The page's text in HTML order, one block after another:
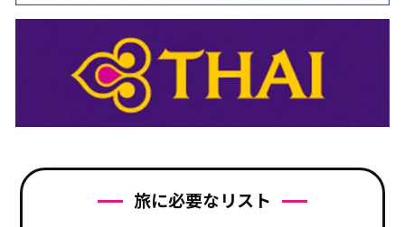
旅に必要なリスト